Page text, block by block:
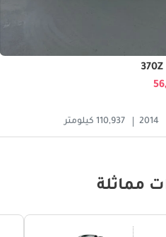
2014 110,937 كيلومتر